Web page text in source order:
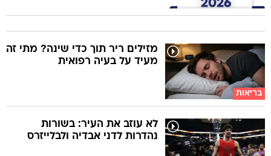
בריאות
מזילים ריר תוך כדי שינה? מתי זה
מעיד על בעיה רפואית
לא עוזב את העיר: בשורות
נהדרות לדני אבדיה ולבלייזרס